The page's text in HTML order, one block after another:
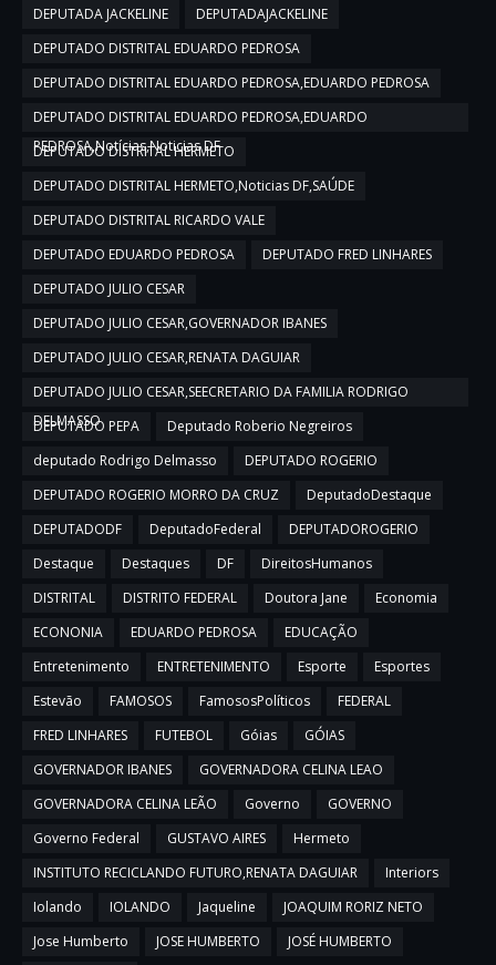
DEPUTADA JACKELINE
DEPUTADAJACKELINE
DEPUTADO DISTRITAL EDUARDO PEDROSA
DEPUTADO DISTRITAL EDUARDO PEDROSA,EDUARDO PEDROSA
DEPUTADO DISTRITAL EDUARDO PEDROSA,EDUARDO
PEDROSA,Notícias,Noticias DF
DEPUTADO DISTRITAL HERMETO
DEPUTADO DISTRITAL HERMETO,Noticias DF,SAÚDE
DEPUTADO DISTRITAL RICARDO VALE
DEPUTADO EDUARDO PEDROSA
DEPUTADO FRED LINHARES
DEPUTADO JULIO CESAR
DEPUTADO JULIO CESAR,GOVERNADOR IBANES
DEPUTADO JULIO CESAR,RENATA DAGUIAR
DEPUTADO JULIO CESAR,SEECRETARIO DA FAMILIA RODRIGO
DELMASSO
DEPUTADO PEPA
Deputado Roberio Negreiros
deputado Rodrigo Delmasso
DEPUTADO ROGERIO
DEPUTADO ROGERIO MORRO DA CRUZ
DeputadoDestaque
DEPUTADODF
DeputadoFederal
DEPUTADOROGERIO
Destaque
Destaques DF
DireitosHumanos
DISTRITAL
DISTRITO FEDERAL Doutora Jane
Economia
ECONONIA
EDUARDO PEDROSA
EDUCAÇÃO
Entretenimento
ENTRETENIMENTO Esporte
Esportes
Estevão
FAMOSOS FamososPolíticos
FEDERAL
FRED LINHARES
FUTEBOL Góias
GÓIAS
GOVERNADOR IBANES
GOVERNADORA CELINA LEAO
GOVERNADORA CELINA LEÃO
Governo
GOVERNO
Governo Federal
GUSTAVO AIRES
Hermeto
INSTITUTO RECICLANDO FUTURO,RENATA DAGUIAR
Interiors
Iolando
IOLANDO Jaqueline
JOAQUIM RORIZ NETO
Jose Humberto
JOSE HUMBERTO
JOSÉ HUMBERTO